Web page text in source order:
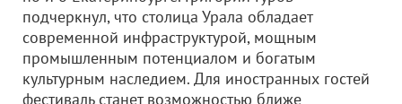
подчеркнул, что столица Урала обладает
современной инфраструктурой, мощным
промышленным потенциалом и богатым
культурным наследием. Для иностранных гостей
фестиваль станет возможностью ближе